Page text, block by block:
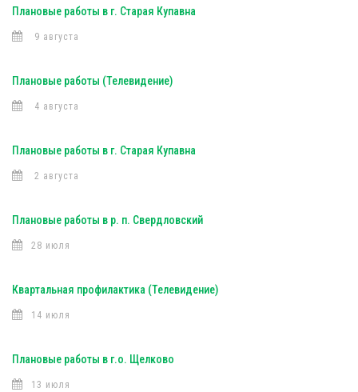
Плановые работы в г. Старая Купавна
9 августа
Плановые работы (Телевидение)
4 августа
Плановые работы в г. Старая Купавна
2 августа
Плановые работы в р. п. Свердловский
28 июля
Квартальная профилактика (Телевидение)
14 июля
Плановые работы в г.о. Щелково
13 июля